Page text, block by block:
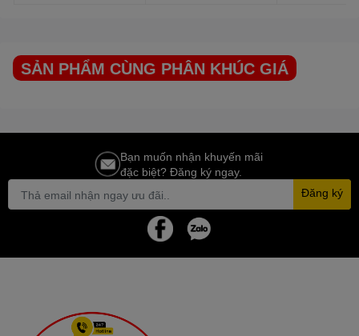
SẢN PHẨM CÙNG PHÂN KHÚC GIÁ
Bạn muốn nhận khuyến mãi
đặc biệt? Đăng ký ngay.
Đăng ký